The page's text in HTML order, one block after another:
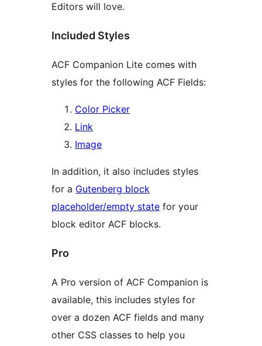
Editors will love.
Included Styles
ACF Companion Lite comes with
styles for the following ACF Fields:
Color Picker
Link
Image
In addition, it also includes styles
for a Gutenberg block
placeholder/empty state for your
block editor ACF blocks.
Pro
A Pro version of ACF Companion is
available, this includes styles for
over a dozen ACF fields and many
other CSS classes to help you